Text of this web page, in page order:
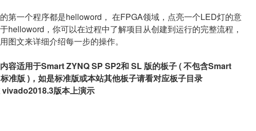
第一个程序都是helloword， 在FPGA领域，点亮一个LED灯的意
helloword，你可以在过程中了解项目从创建到运行的完整流程，
图文来详细介绍每一步的操作。
容适用于Smart ZYNQ SP SP2和 SL 版的板子 ( 不包含Smart
准版 )，如是标准版或本站其他板子请看对应板子目录
vivado2018.3版本上演示